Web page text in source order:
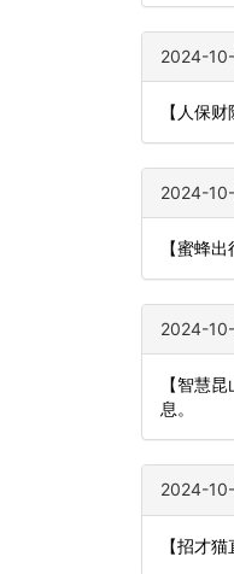
2024-
【人保
2024-
【蜜蜂
2024-
【智慧
息。
2024-
【招才